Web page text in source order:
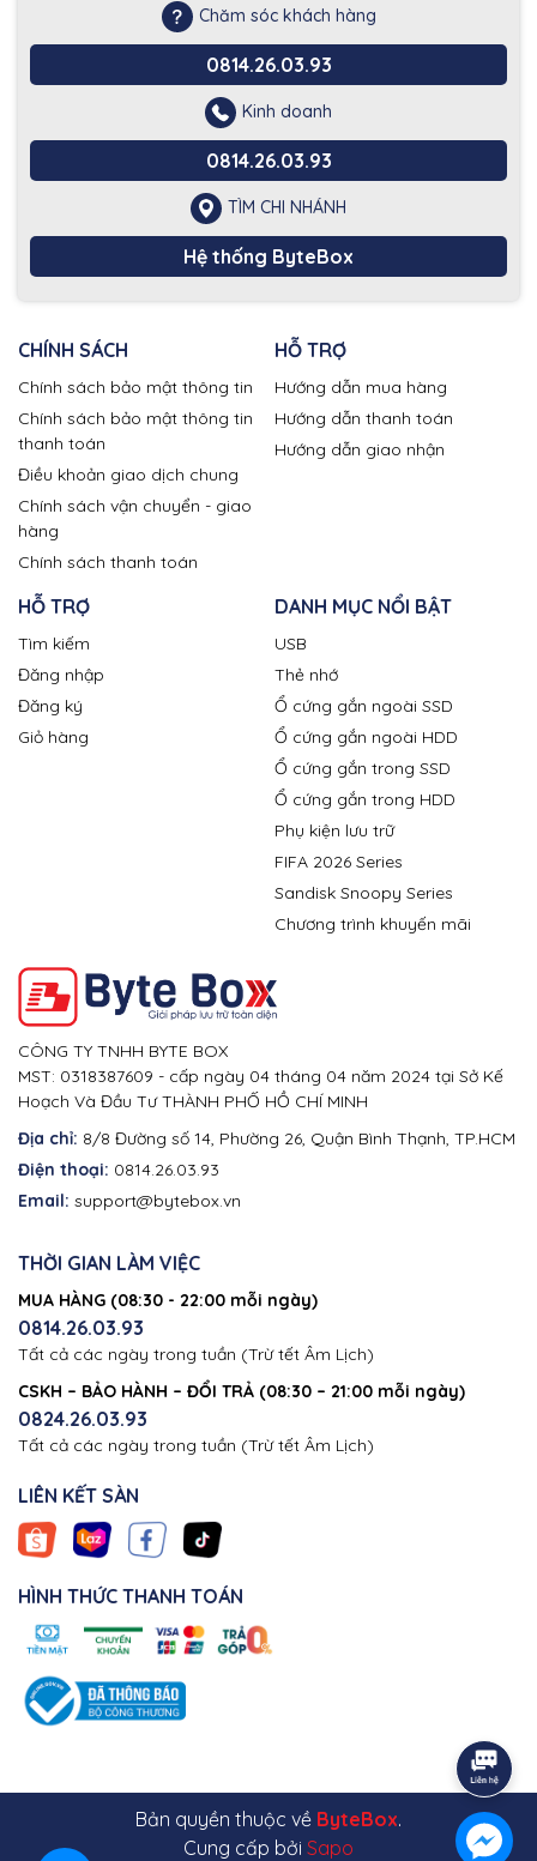
Chăm sóc khách hàng
0814.26.03.93
Kinh doanh
0814.26.03.93
TÌM CHI NHÁNH
Hệ thống ByteBox
CHÍNH SÁCH
Chính sách bảo mật thông tin
Chính sách bảo mật thông tin
thanh toán
Điều khoản giao dịch chung
Chính sách vận chuyển - giao
hàng
Chính sách thanh toán
HỖ TRỢ
Hướng dẫn mua hàng
Hướng dẫn thanh toán
Hướng dẫn giao nhận
HỖ TRỢ
Tìm kiếm
Đăng nhập
Đăng ký
Giỏ hàng
DANH MỤC NỔI BẬT
USB
Thẻ nhớ
Ổ cứng gắn ngoài SSD
Ổ cứng gắn ngoài HDD
Ổ cứng gắn trong SSD
Ổ cứng gắn trong HDD
Phụ kiện lưu trữ
FIFA 2026 Series
Sandisk Snoopy Series
Chương trình khuyến mãi
CÔNG TY TNHH BYTE BOX
MST: 0318387609 - cấp ngày 04 tháng 04 năm 2024 tại Sở Kế
Hoạch Và Đầu Tư THÀNH PHỐ HỒ CHÍ MINH
Địa chỉ: 8/8 Đường số 14, Phường 26, Quận Bình Thạnh, TP.HCM
Điện thoại: 0814.26.03.93
Email: support@bytebox.vn
THỜI GIAN LÀM VIỆC
MUA HÀNG (08:30 - 22:00 mỗi ngày)
0814.26.03.93
Tất cả các ngày trong tuần (Trừ tết Âm Lịch)
CSKH – BẢO HÀNH – ĐỔI TRẢ (08:30 – 21:00 mỗi ngày)
0824.26.03.93
Tất cả các ngày trong tuần (Trừ tết Âm Lịch)
LIÊN KẾT SÀN
HÌNH THỨC THANH TOÁN
Bản quyền thuộc về ByteBox.
Cung cấp bởi Sapo